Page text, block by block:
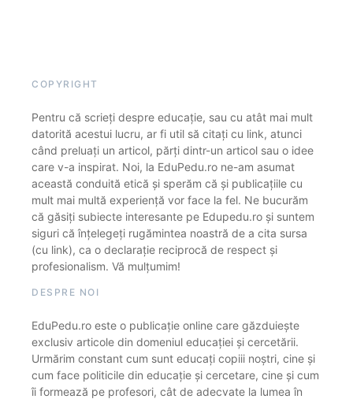
COPYRIGHT
Pentru că scrieți despre educație, sau cu atât mai mult
datorită acestui lucru, ar fi util să citați cu link, atunci
când preluați un articol, părți dintr-un articol sau o idee
care v-a inspirat. Noi, la EduPedu.ro ne-am asumat
această conduită etică și sperăm că și publicațiile cu
mult mai multă experiență vor face la fel. Ne bucurăm
că găsiți subiecte interesante pe Edupedu.ro și suntem
siguri că înțelegeți rugămintea noastră de a cita sursa
(cu link), ca o declarație reciprocă de respect și
profesionalism. Vă mulțumim!
DESPRE NOI
EduPedu.ro este o publicație online care găzduiește
exclusiv articole din domeniul educației și cercetării.
Urmărim constant cum sunt educați copiii noștri, cine și
cum face politicile din educație și cercetare, cine și cum
îi formează pe profesori, cât de adecvate la lumea în